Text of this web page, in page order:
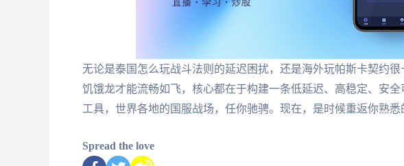
无论是泰国怎么玩战斗法则的延迟困扰，还是海外玩帕斯卡契约
饥饿龙才能流畅如飞，核心都在于构建一条低延迟、高稳定、安
工具，世界各地的国服战场，任你驰骋。现在，是时候重返你熟悉
Spread the love